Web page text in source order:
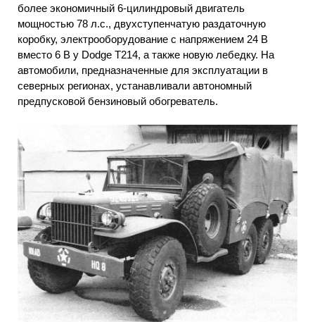
более экономичный 6-цилиндровый двигатель
мощностью 78 л.с., двухступенчатую раздаточную
коробку, электрооборудование с напряжением 24 В
вместо 6 В у Dodge Т214, а также новую лебедку. На
автомобили, предназначенные для эксплуатации в
северных регионах, устанавливали автономный
предпусковой бензиновый обогреватель.